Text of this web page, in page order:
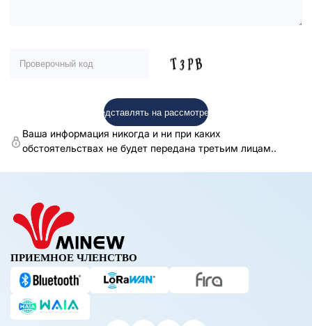
Ваша информация никогда и ни при каких
обстоятельствах не будет передана третьим лицам..
ПРИЕМНОЕ ЧЛЕНСТВО